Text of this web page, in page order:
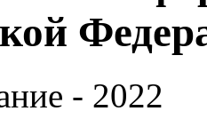
- 2022